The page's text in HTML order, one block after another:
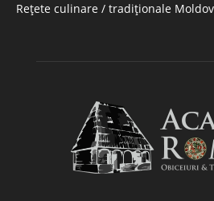
Rețete culinare / tradiționale